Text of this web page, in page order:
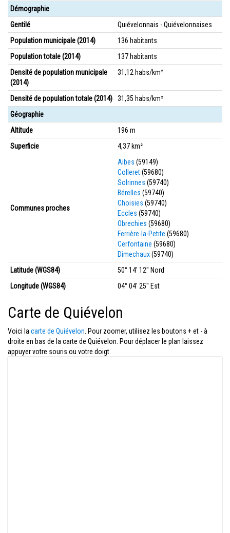
Démographie
Gentilé
Quiévelonnais - Quiévelonnaises
Population municipale (2014)
136 habitants
Population totale (2014)
137 habitants
Densité de population municipale
(2014)
31,12 habs/km²
Densité de population totale (2014)
31,35 habs/km²
Géographie
Altitude
196 m
Superficie
4,37 km²
Communes proches
Aibes (59149)
Colleret(59680)
Solrinnes (59740)
Bérelles (59740)
Choisies (59740)
Eccles (59740)
Obrechies (59680)
Ferrière-la-Petite (59680)
Cerfontaine (59680)
Dimechaux(59740)
Latitude (WGS84)
50° 14' 12'' Nord
Longitude (WGS84)
04° 04' 25'' Est
Carte de Quiévelon
Voici la carte de Quiévelon . Pour zoomer, utilisez les boutons + et - à
droite en bas de la carte de Quiévelon. Pour déplacer le plan laissez
appuyer votre souris ou votre doigt.